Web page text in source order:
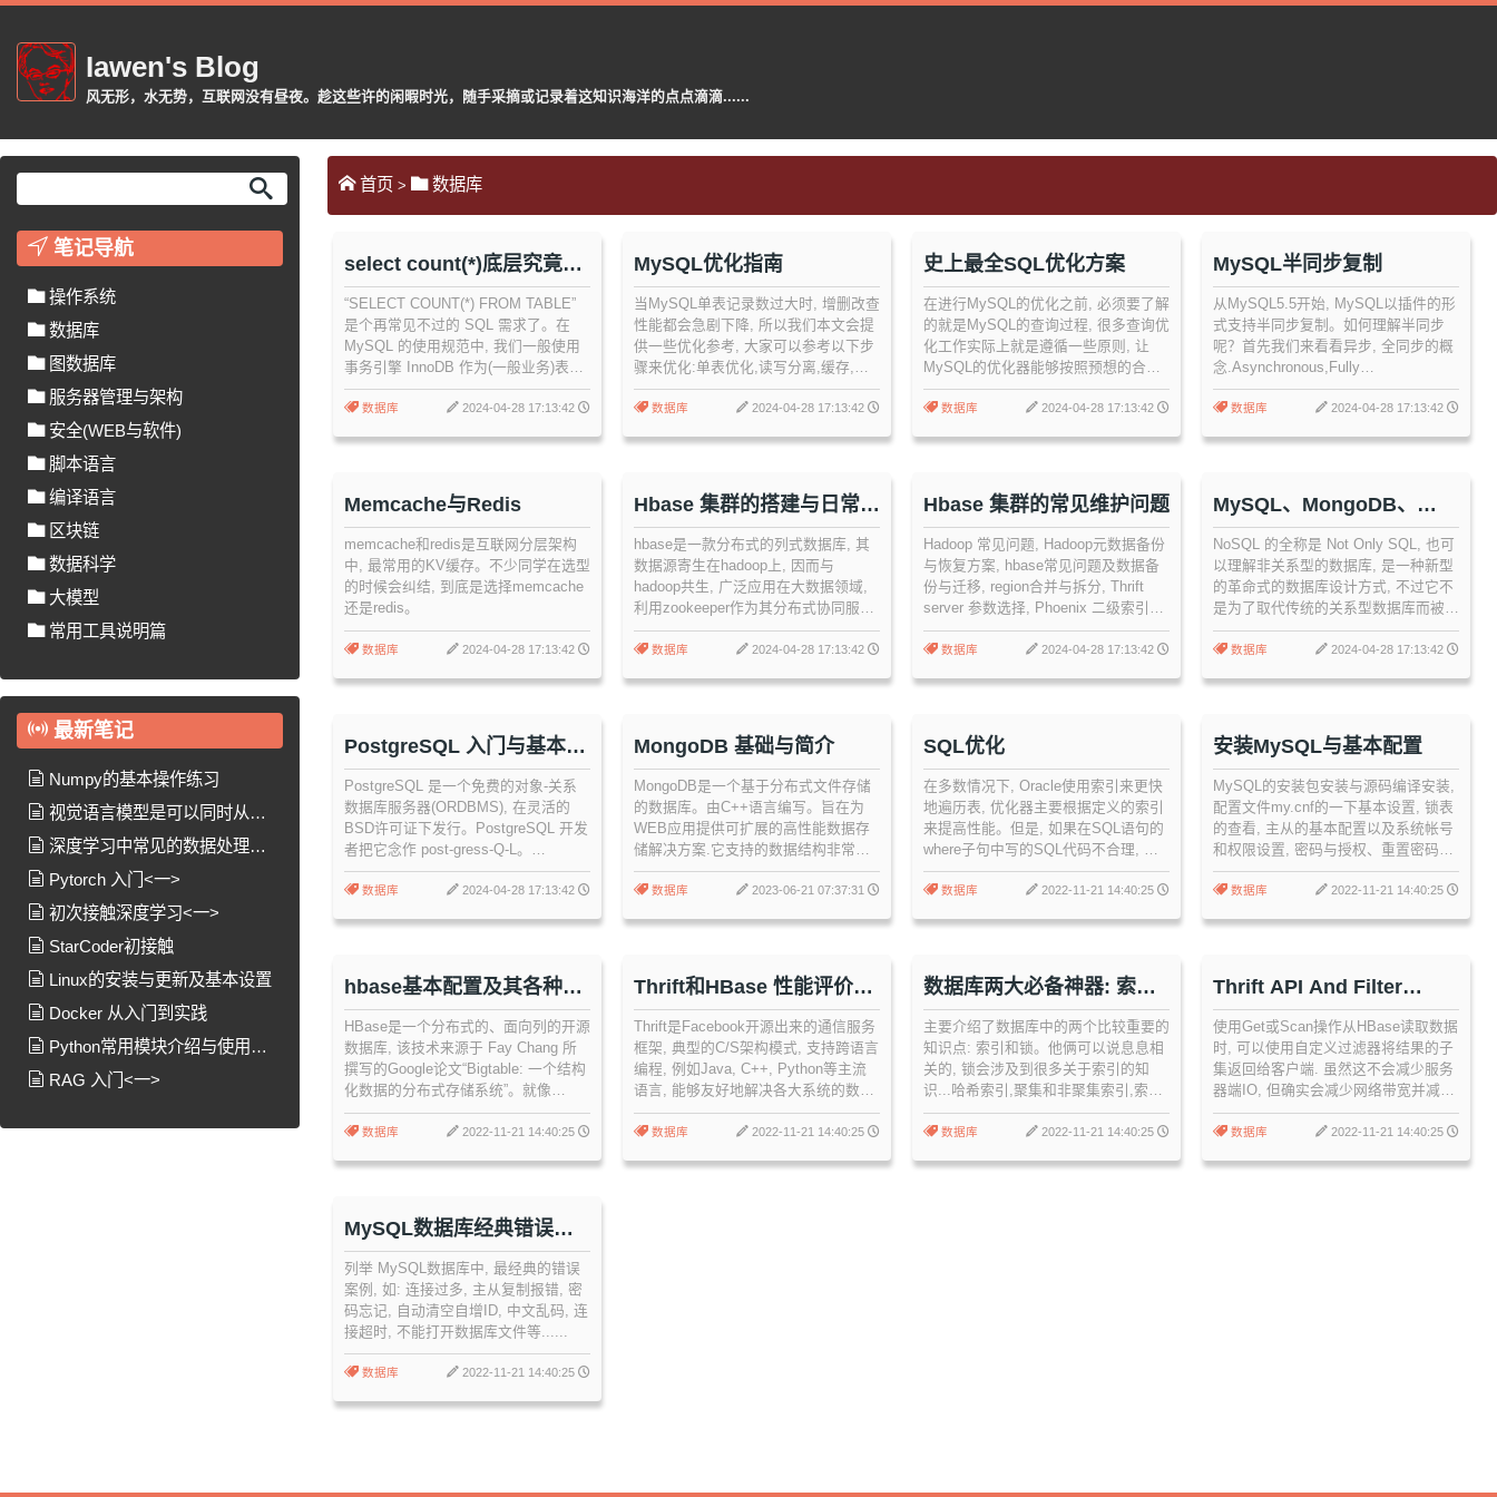
Iawen's Blog
风无形，水无势，互联网没有昼夜。趁这些许的闲暇时光，随手采摘或记录着这知识海洋的点点滴滴......
笔记导航
操作系统
数据库
图数据库
服务器管理与架构
安全(WEB与软件)
脚本语言
编译语言
区块链
数据科学
大模型
常用工具说明篇
最新笔记
Numpy的基本操作练习
视觉语言模型是可以同时从图
像和文本中学习以处理许多任务的
模型
深度学习中常见的数据处理方
法 Pytorch 入门<一>
初次接触深度学习<一>
StarCoder初接触
Linux的安装与更新及基本设置
Docker 从入门到实践
Python常用模块介绍与使用说
明 RAG 入门<一>
首页 > 数据库
select count(*)底层究竟干
了啥么
“SELECT COUNT(*) FROM TABLE”
是个再常见不过的 SQL 需求了。在
MySQL 的使用规范中, 我们一般使用
事务引擎 InnoDB 作为(一般业务)表的
存储引擎, 在此前提下, COUNT(*)操作
的时间复杂度为 O(N), 其中 N 为表的
数据库 2024-04-28 17:13:42
MySQL优化指南
当MySQL单表记录数过大时, 增删改查
性能都会急剧下降, 所以我们本文会提
供一些优化参考, 大家可以参考以下步
骤来优化:单表优化,读写分离,缓存,表
分区,垂直拆分,水平拆分
数据库 2024-04-28 17:13:42
史上最全SQL优化方案
在进行MySQL的优化之前, 必须要了解
的就是MySQL的查询过程, 很多查询优
化工作实际上就是遵循一些原则, 让
MySQL的优化器能够按照预想的合理
方式运行而已
数据库 2024-04-28 17:13:42
MySQL半同步复制
从MySQL5.5开始, MySQL以插件的形
式支持半同步复制。如何理解半同步
呢？首先我们来看看异步, 全同步的概
念.Asynchronous,Fully
synchronous,Semisynchronous
数据库 2024-04-28 17:13:42
Memcache与Redis
memcache和redis是互联网分层架构
中, 最常用的KV缓存。不少同学在选型
的时候会纠结, 到底是选择memcache
还是redis。
数据库 2024-04-28 17:13:42
Hbase 集群的搭建与日常操
作
hbase是一款分布式的列式数据库, 其
数据源寄生在hadoop上, 因而与
hadoop共生, 广泛应用在大数据领域,
利用zookeeper作为其分布式协同服务,
存储非结构化和半结构化的松散数据,
其特点是高可靠, 高性能, 面向列, 可伸
数据库 2024-04-28 17:13:42
Hbase 集群的常见维护问题
Hadoop 常见问题, Hadoop元数据备份
与恢复方案, hbase常见问题及数据备
份与迁移, region合并与拆分, Thrift
server 参数选择, Phoenix 二级索引
等...
数据库 2024-04-28 17:13:42
MySQL、MongoDB、
Redis 数据库之间的区别
NoSQL 的全称是 Not Only SQL, 也可
以理解非关系型的数据库, 是一种新型
的革命式的数据库设计方式, 不过它不
是为了取代传统的关系型数据库而被设
计的, 它们分别代表了不同的数据库设
计思路(MySQL, MongoDB, Redis...)
数据库 2024-04-28 17:13:42
PostgreSQL 入门与基本操
作
PostgreSQL 是一个免费的对象-关系
数据库服务器(ORDBMS), 在灵活的
BSD许可证下发行。PostgreSQL 开发
者把它念作 post-gress-Q-L。
PostgreSQL 的 Slogan 是'世界上最先
进的开源关系型数据库'。
数据库 2024-04-28 17:13:42
MongoDB 基础与简介
MongoDB是一个基于分布式文件存储
的数据库。由C++语言编写。旨在为
WEB应用提供可扩展的高性能数据存
储解决方案.它支持的数据结构非常松
散, 是类似json的bson格式, 因此可以
存储比较复杂的数据类型...
数据库 2023-06-21 07:37:31
SQL优化
在多数情况下, Oracle使用索引来更快
地遍历表, 优化器主要根据定义的索引
来提高性能。但是, 如果在SQL语句的
where子句中写的SQL代码不合理, 就
会造成优化器删去索引而使用全表扫
描, 一般就这种SQL语句就是所谓的劣
数据库 2022-11-21 14:40:25
安装MySQL与基本配置
MySQL的安装包安装与源码编译安装,
配置文件my.cnf的一下基本设置, 锁表
的查看, 主从的基本配置以及系统帐号
和权限设置, 密码与授权、重置密码
等.MySql最左前缀原则,MySQL缓存
数据库 2022-11-21 14:40:25
hbase基本配置及其各种性
能调整参数配置
HBase是一个分布式的、面向列的开源
数据库, 该技术来源于 Fay Chang 所
撰写的Google论文“Bigtable: 一个结构
化数据的分布式存储系统”。就像
Bigtable利用了Google文件系统(File
System)所提供的分布式数据存储一
数据库 2022-11-21 14:40:25
Thrift和HBase 性能评价分
析置
Thrift是Facebook开源出来的通信服务
框架, 典型的C/S架构模式, 支持跨语言
编程, 例如Java, C++, Python等主流
语言, 能够友好地解决各大系统的数据
通信问题和多种语言运行环境不同所引
起的信息交互问题。Thrift采用一种IDL
数据库 2022-11-21 14:40:25
数据库两大必备神器: 索引
和锁底层原理是什么！
主要介绍了数据库中的两个比较重要的
知识点: 索引和锁。他俩可以说息息相
关的, 锁会涉及到很多关于索引的知
识...哈希索引,聚集和非聚集索引,索引
最左匹配原则,乐观锁和悲观锁,间隙锁
GAP等
数据库 2022-11-21 14:40:25
Thrift API And Filter
Language
使用Get或Scan操作从HBase读取数据
时, 可以使用自定义过滤器将结果的子
集返回给客户端. 虽然这不会减少服务
器端IO, 但确实会减少网络带宽并减少
客户端需要处理的数据量. 过滤器通常
使用Java API使用, 但可以从HBase
数据库 2022-11-21 14:40:25
MySQL数据库经典错误案
例
列举 MySQL数据库中, 最经典的错误
案例, 如: 连接过多, 主从复制报错, 密
码忘记, 自动清空自增ID, 中文乱码, 连
接超时, 不能打开数据库文件等......
数据库 2022-11-21 14:40:25